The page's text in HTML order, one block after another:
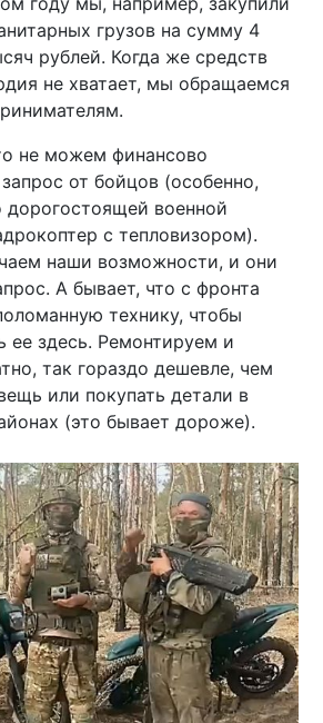
грузов на сумму 4
рублей. Когда же средств
не хватает, мы обращаемся
не можем финансово
от бойцов (особенно,
дорогостоящей военной
с тепловизором).
наши возможности, и они
А бывает, что с фронта
технику, чтобы
ее здесь. Ремонтируем и
так гораздо дешевле, чем
или покупать детали в
(это бывает дороже).